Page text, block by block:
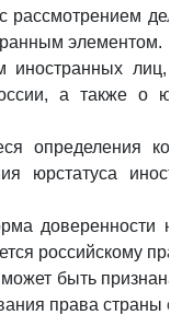
элементом.
иностранных лиц,
а также о
определения
юрстатуса
доверенности
российскому
быть
права страны